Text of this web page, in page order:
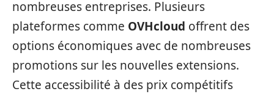
nombreuses entreprises. Plusieurs
plateformes comme OVHcloud offrent des
options économiques avec de nombreuses
promotions sur les nouvelles extensions.
Cette accessibilité à des prix compétitifs